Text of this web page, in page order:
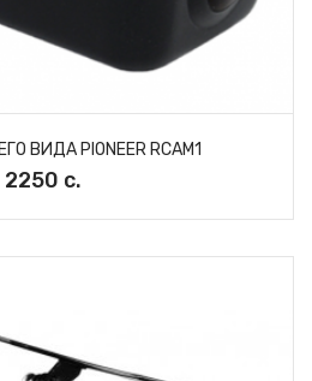
ВИДА PIONEER RCAM1
2250 с.